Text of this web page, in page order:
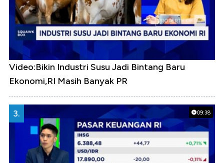
Video:Bikin Industri Susu Jadi Bintang Baru
Ekonomi,RI Masih Banyak PR
09:38
3.